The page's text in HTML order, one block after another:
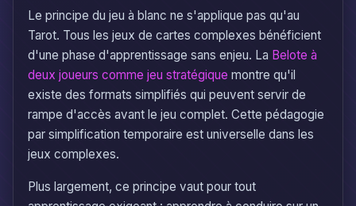
Le principe du jeu à blanc ne s'applique pas qu'au
Tarot. Tous les jeux de cartes complexes bénéficient
d'une phase d'apprentissage sans enjeu. La Belote à
deux joueurs comme jeu stratégique montre qu'il
existe des formats simplifiés qui peuvent servir de
rampe d'accès avant le jeu complet. Cette pédagogie
par simplification temporaire est universelle dans les
jeux complexes.
Plus largement, ce principe vaut pour tout